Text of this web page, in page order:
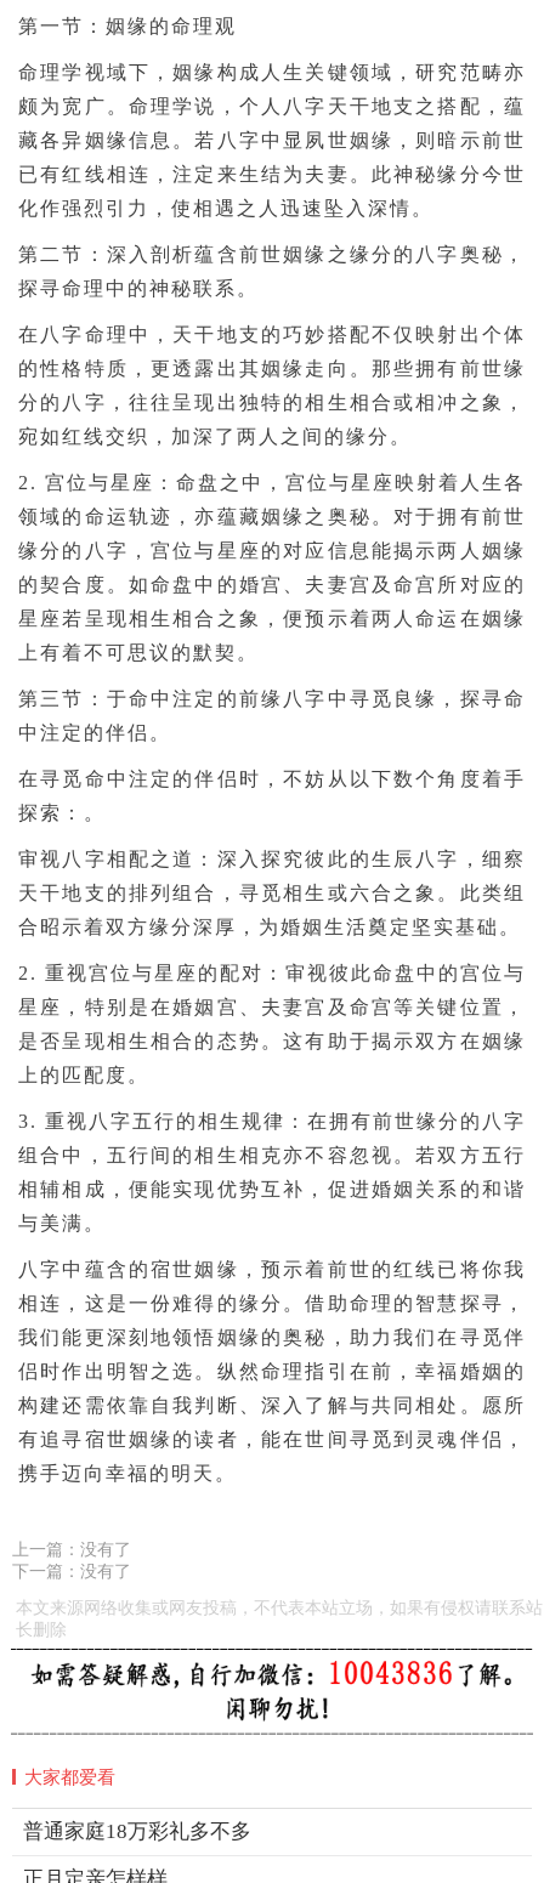
第一节：姻缘的命理观
命理学视域下，姻缘构成人生关键领域，研究范畴亦
颇为宽广。命理学说，个人八字天干地支之搭配，蕴
藏各异姻缘信息。若八字中显夙世姻缘，则暗示前世
已有红线相连，注定来生结为夫妻。此神秘缘分今世
化作强烈引力，使相遇之人迅速坠入深情。
第二节：深入剖析蕴含前世姻缘之缘分的八字奥秘，
探寻命理中的神秘联系。
在八字命理中，天干地支的巧妙搭配不仅映射出个体
的性格特质，更透露出其姻缘走向。那些拥有前世缘
分的八字，往往呈现出独特的相生相合或相冲之象，
宛如红线交织，加深了两人之间的缘分。
2. 宫位与星座：命盘之中，宫位与星座映射着人生各
领域的命运轨迹，亦蕴藏姻缘之奥秘。对于拥有前世
缘分的八字，宫位与星座的对应信息能揭示两人姻缘
的契合度。如命盘中的婚宫、夫妻宫及命宫所对应的
星座若呈现相生相合之象，便预示着两人命运在姻缘
上有着不可思议的默契。
第三节：于命中注定的前缘八字中寻觅良缘，探寻命
中注定的伴侣。
在寻觅命中注定的伴侣时，不妨从以下数个角度着手
探索：。
审视八字相配之道：深入探究彼此的生辰八字，细察
天干地支的排列组合，寻觅相生或六合之象。此类组
合昭示着双方缘分深厚，为婚姻生活奠定坚实基础。
2. 重视宫位与星座的配对：审视彼此命盘中的宫位与
星座，特别是在婚姻宫、夫妻宫及命宫等关键位置，
是否呈现相生相合的态势。这有助于揭示双方在姻缘
上的匹配度。
3. 重视八字五行的相生规律：在拥有前世缘分的八字
组合中，五行间的相生相克亦不容忽视。若双方五行
相辅相成，便能实现优势互补，促进婚姻关系的和谐
与美满。
八字中蕴含的宿世姻缘，预示着前世的红线已将你我
相连，这是一份难得的缘分。借助命理的智慧探寻，
我们能更深刻地领悟姻缘的奥秘，助力我们在寻觅伴
侣时作出明智之选。纵然命理指引在前，幸福婚姻的
构建还需依靠自我判断、深入了解与共同相处。愿所
有追寻宿世姻缘的读者，能在世间寻觅到灵魂伴侣，
携手迈向幸福的明天。
上一篇：没有了
下一篇：没有了
本文来源网络收集或网友投稿，不代表本站立场，如果有侵权请联系站
长删除
大家都爱看
普通家庭18万彩礼多不多
正月定亲怎样样